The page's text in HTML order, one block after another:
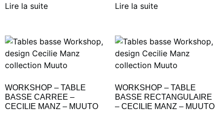
Lire la suite Lire la suite
WORKSHOP – TABLE
BASSE CARREE –
CECILIE MANZ – MUUTO
WORKSHOP – TABLE
BASSE RECTANGULAIRE
– CECILIE MANZ – MUUTO